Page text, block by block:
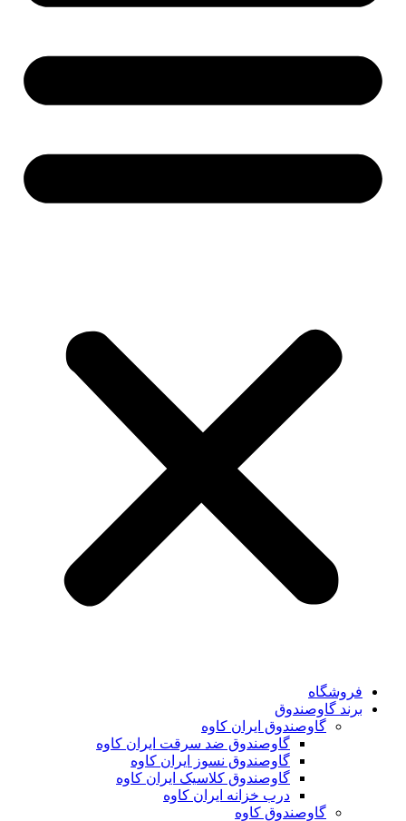
فروشگاه
برند گاوصندوق
گاوصندوق ایران کاوه
گاوصندوق ضد سرقت ایران کاوه
گاوصندوق نسوز ایران کاوه
گاوصندوق کلاسیک ایران کاوه
درب خزانه ایران کاوه
گاوصندوق کاوه